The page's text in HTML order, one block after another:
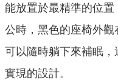
能放置於最精準的位
公時，黑色的座椅外
可以隨時躺下來補眠
實現的設計。